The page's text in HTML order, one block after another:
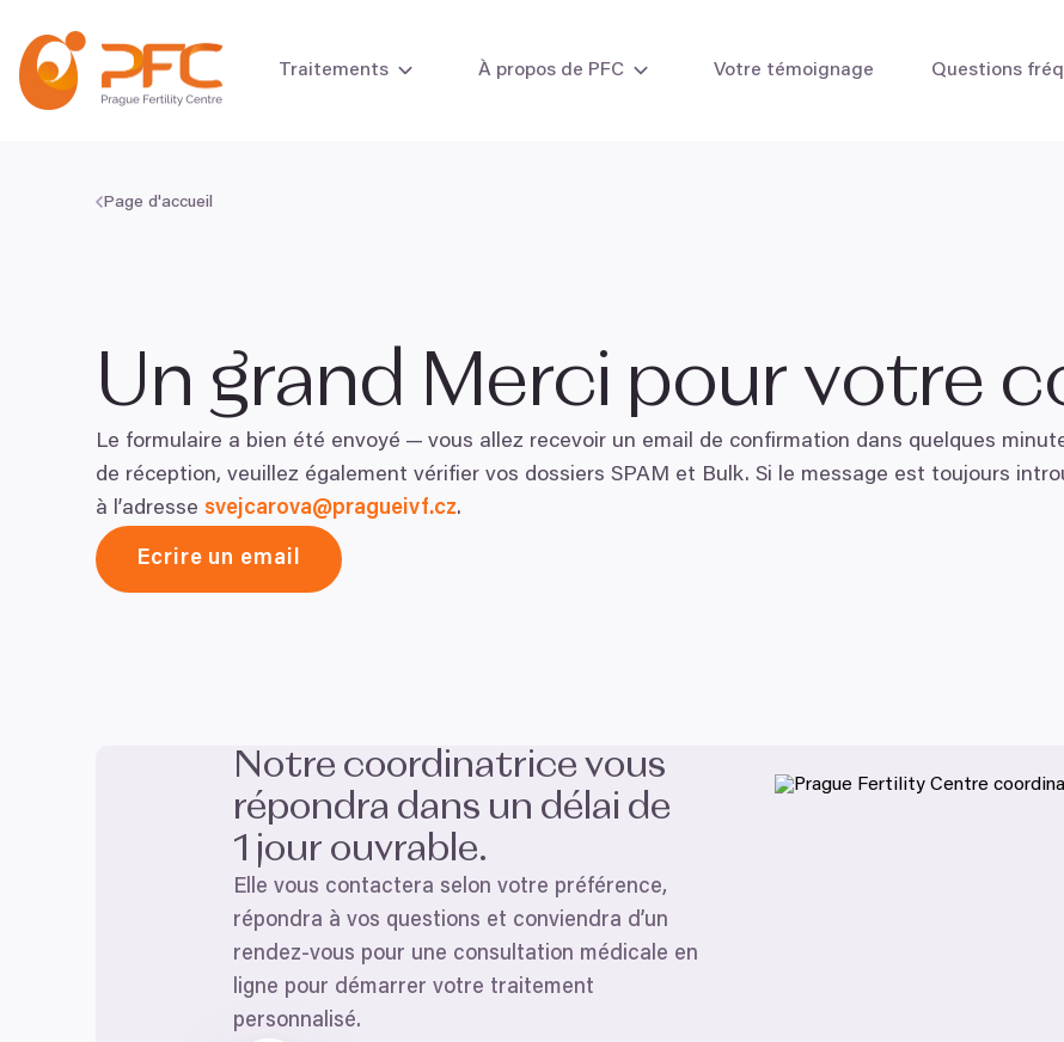
Traitements
La FIV avec don d'embryons
Méthodes de laboratoire
À propos de PFC Votre témoignage Questions
Page d'accueil
Un grand Merci pour votre
Le formulaire a bien été envoyé — vous allez recevoir un email de confirmation dans quelques
de réception, veuillez également vérifier vos dossiers SPAM et Bulk. Si le message est toujours
à l’adresse svejcarova@​pragueivf.​cz.
Ecrire un email
Notre coordinatrice vous
répondra dans un délai de
1 jour ouvrable.
Elle vous contactera selon votre préférence,
répondra à vos questions et conviendra d’un
rendez-vous pour une consultation médicale en
ligne pour démarrer votre traitement
personnalisé.